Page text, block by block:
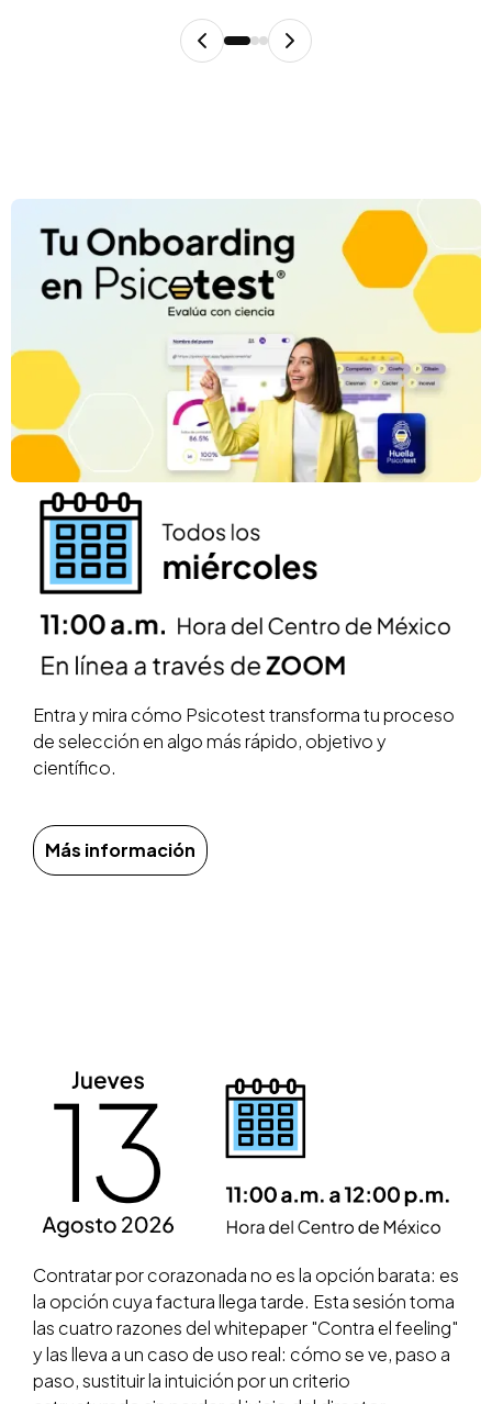
Entra y mira cómo Psicotest transforma tu proceso
de selección en algo más rápido, objetivo y
científico.
Más información
Contratar por corazonada no es la opción barata: es
la opción cuya factura llega tarde. Esta sesión toma
las cuatro razones del whitepaper "Contra el feeling"
y las lleva a un caso de uso real: cómo se ve, paso a
paso, sustituir la intuición por un criterio